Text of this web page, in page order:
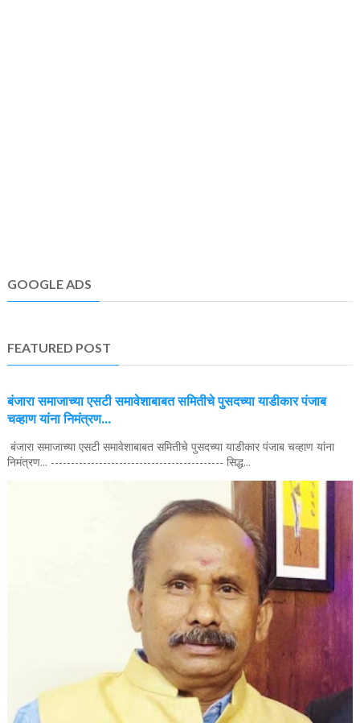
GOOGLE ADS
FEATURED POST
बंजारा समाजाच्या एसटी समावेशाबाबत समितीचे पुसदच्या याडीकार पंजाब
चव्हाण यांना निमंत्रण...
बंजारा समाजाच्या एसटी समावेशाबाबत समितीचे पुसदच्या याडीकार पंजाब चव्हाण यांना
निमंत्रण... ------------------------------------------- सिद्ध...